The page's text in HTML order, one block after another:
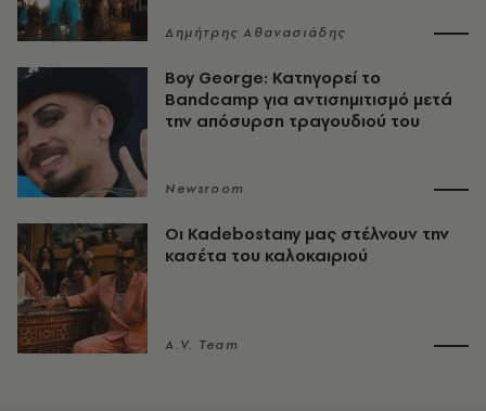
Δημήτρης Αθανασιάδης
Boy George: Κατηγορεί το
Bandcamp για αντισημιτισμό μετά
την απόσυρση τραγουδιού του
Newsroom
Οι Kadebostany μας στέλνουν την
κασέτα του καλοκαιριού
A.V. Team